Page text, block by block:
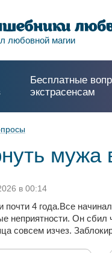
любовной магии
Бесплатные
экстрасенсам
в 00:14
4 года.Все
неприятности. Он сбил
совсем изчез.